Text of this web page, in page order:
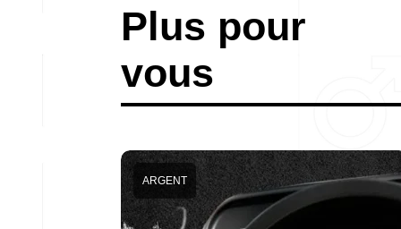
Plus pour
vous
ARGENT